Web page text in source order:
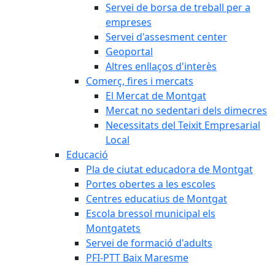
Servei de borsa de treball per a
empreses
Servei d'assesment center
Geoportal
Altres enllaços d'interès
Comerç, fires i mercats
El Mercat de Montgat
Mercat no sedentari dels dimecres
Necessitats del Teixit Empresarial
Local
Educació
Pla de ciutat educadora de Montgat
Portes obertes a les escoles
Centres educatius de Montgat
Escola bressol municipal els
Montgatets
Servei de formació d'adults
PFI-PTT Baix Maresme